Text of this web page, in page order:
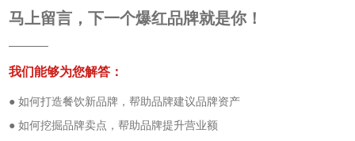
马上留言，下一个爆红品牌就是你！
我们能够为您解答：
● 如何打造餐饮新品牌，帮助品牌建议品牌资产
● 如何挖掘品牌卖点，帮助品牌提升营业额